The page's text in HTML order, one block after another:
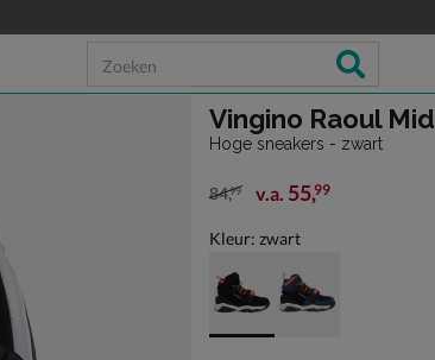
Vingino Raoul Mid
Hoge sneakers - zwart
van € 84,99 vanaf € 55,99
84,99 v.a. 55,99
Kleur: zwart